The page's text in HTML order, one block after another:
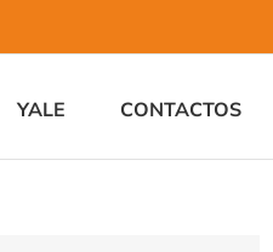
YALE CONTACTOS